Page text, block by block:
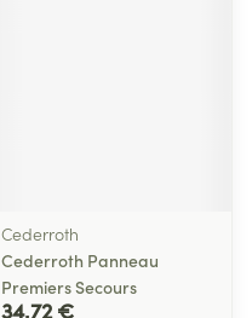
Cederroth
Cederroth Panneau
Premiers Secours
34,72 €